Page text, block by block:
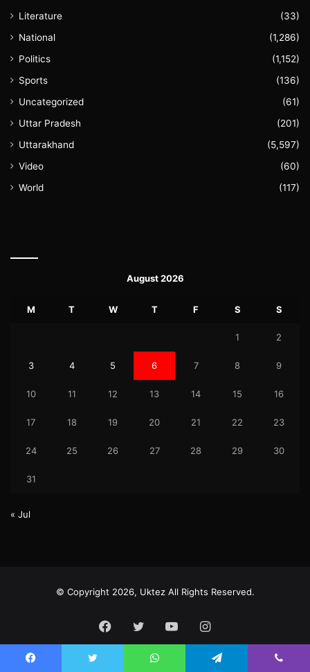
Literature
(33)
National
(1,286)
Politics
(1,152)
Sports
(136)
Uncategorized
(61)
Uttar Pradesh
(201)
Uttarakhand
(5,597)
Video
(60)
World
(117)
August 2026
M T W T F S S
1 2
3 4 5 6 7 8 9
10 11 12 13 14 15 16
17 18 19 20 21 22 23
24 25 26 27 28 29 30
31
« Jul
© Copyright 2026, Uktez All Rights Reserved.
Facebook
Twitter YouTubeInstagram